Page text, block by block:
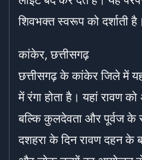
शिवभक्त स्वरूप को दर्शाती है।
कांकेर, छत्तीसगढ़
छत्तीसगढ़ के कांकेर जिले में
में रंगा होता है। यहां रावण
बल्कि कुलदेवता और पूर्वज के
दशहरा के दिन रावण दहन के